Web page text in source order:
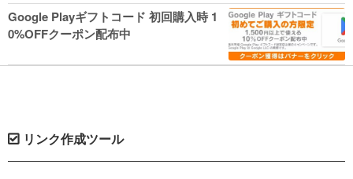
Google Playギフトコード 初回購入時 1
0%OFFクーポン配布中
リンク作成ツール